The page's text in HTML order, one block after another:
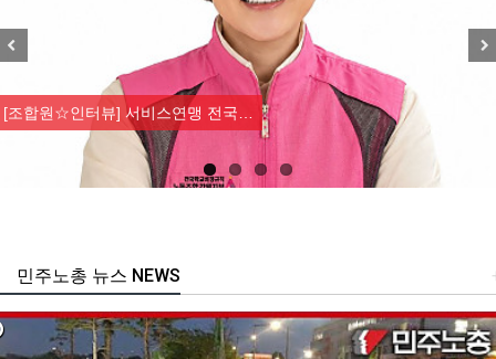
[산별소식] 건설산업연맹 플랜트건…
주노총 뉴스 NEWS